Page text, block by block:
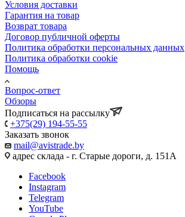
Условия доставки
Гарантия на товар
Возврат товара
Договор публичной оферты
Политика обработки персональных данных
Политика обработки cookie
Помощь
Вопрос-ответ
Обзоры
Подписаться на рассылку
+375(29) 194-55-55
Заказать звонок
mail@avistrade.by
адрес склада - г. Старые дороги, д. 151А
Facebook
Instagram
Telegram
YouTube